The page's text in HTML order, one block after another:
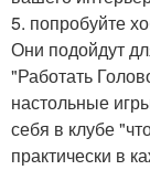
5. попробуйте
Они подойдут
"Работать
настольные
себя в клубе
практически в